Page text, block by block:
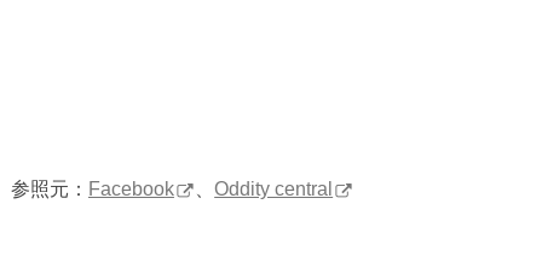
参照元： Facebook 、Oddity central